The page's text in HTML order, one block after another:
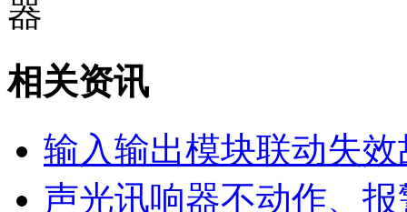
器
相关资讯
输入输出模块联动失效
声光讯响器不动作、